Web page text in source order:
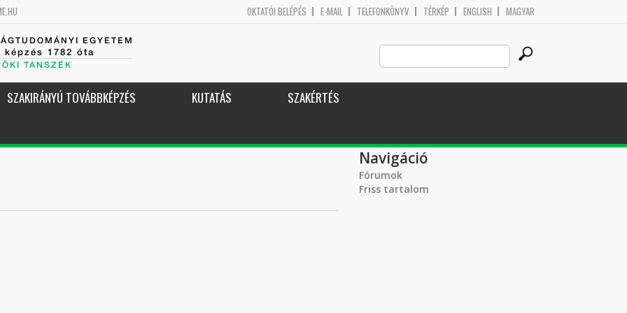
OKTATÓI BELÉPÉS E-MAIL TELEFONKÖNYV TÉRKÉP ENGLISH MAGYAR
EGYETEM
1782 óta
TANSZÉK
Search
this
site
SZAKIRÁNYÚ TOVÁBBKÉPZÉS KUTATÁS
SZAKÉRTÉS
Navigáció
Fórumok
Friss tartalom